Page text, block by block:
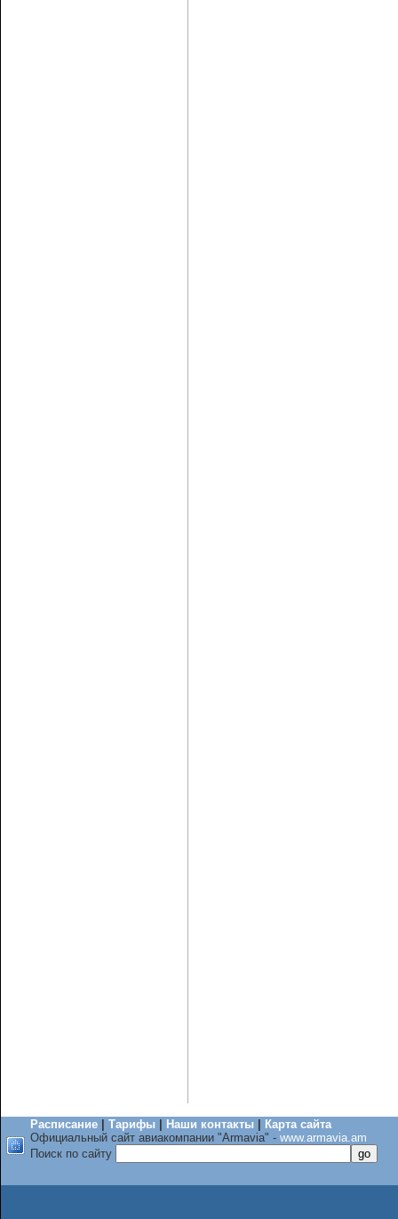
Расписание Тарифы Наши контакты
Карта сайта
Официальный сайт авиакомпании "Armavia" - www.armavia.am
Поиск по сайту